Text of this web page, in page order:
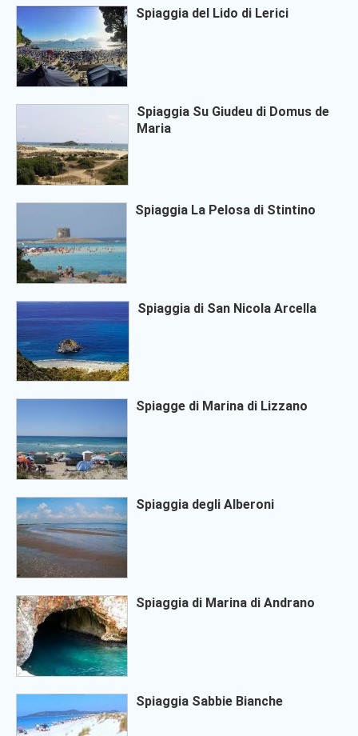
Spiaggia del Lido di Lerici
Spiaggia Su Giudeu di Domus de
Maria
Spiaggia La Pelosa di Stintino
Spiaggia di San Nicola Arcella
Spiagge di Marina di Lizzano
Spiaggia degli Alberoni
Spiaggia di Marina di Andrano
Spiaggia Sabbie Bianche